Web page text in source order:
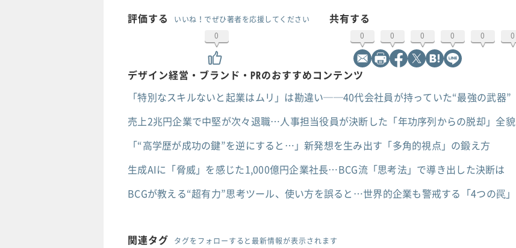
評価する
いいね！でぜひ著者を応援してください
0
共有する
0 0 0 0 0 0
デザイン経営・ブランド・PRのおすすめコンテンツ
「特別なスキルないと起業はムリ」は勘違い──40代会社員が持っていた“最強の武器”
売上2兆円企業で中堅が次々退職…人事担当役員が決断した「年功序列からの脱却」全貌
「“高学歴が成功の鍵”を逆にすると…」新発想を生み出す「多角的視点」の鍛え方
生成AIに「脅威」を感じた1,000億円企業社長…BCG流「思考法」で導き出した決断は
BCGが教える“超有力”思考ツール、使い方を誤ると…世界的企業も警戒する「4つの罠」
関連タグ タグをフォローすると最新情報が表示されます